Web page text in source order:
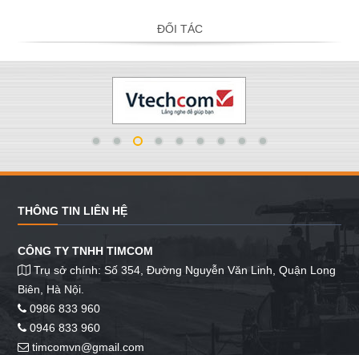
ĐỐI TÁC
THÔNG TIN LIÊN HỆ
CÔNG TY TNHH TIMCOM
Trụ sở chính: Số 354, Đường Nguyễn Văn Linh, Quận Long
Biên, Hà Nội.
0986 833 960
0946 833 960
timcomvn@gmail.com